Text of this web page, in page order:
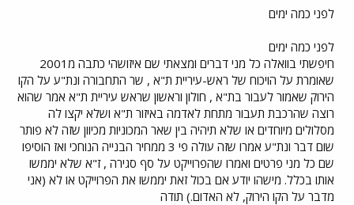
ך
לפני כמה ימים
לפני כמה ימים
חיפשתי בוואלה כל מני דברים ומצאתי שם איזושהי כתבה מ2001
שאומרת על הויכוח של ראש-עיריית ת"א , שר התחבורה ונת"ע על הקו
הירוק שאמור לעבור בת"א , חולון וראשון שראש עיריית ת"א אמר שהוא
רוצה שהרכבת תעבור מתחת לאדמה באיזור ת"א ושלא יקצו לה
מסלולים מיוחדים או שלא תיהיה בין שאר המכוניות מכיוון שזה לא פותר
שום דבר ונת"ע אמרו שזה עולה פי 3 ממחיר הבנייה הנוחכי ואז הוסיפו
שם כל מני פרטים ואמרו שהפרוייקט על סף סגירה , ז"א שלא יממשו
אותו בכלל. מישהו יודע אם בכול זאת יממשו את הפרוייקט או לא (אני
מדבר על הקו הירוק, לא האדום.) תודה